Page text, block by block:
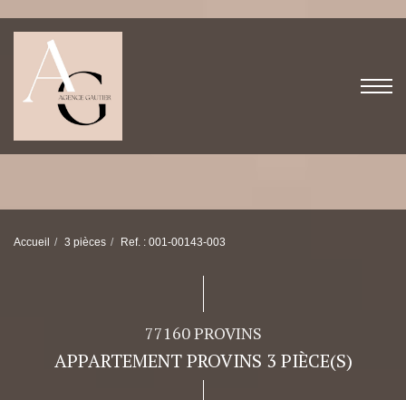
Accueil 3 pièces Ref. : 001-00143-003
77160 PROVINS
APPARTEMENT PROVINS 3 PIÈCE(S)